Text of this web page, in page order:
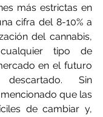
más estrictas en
cifra del 8-10% a
del cannabis,
tipo de
en el futuro
Sin
que las
de cambiar y,